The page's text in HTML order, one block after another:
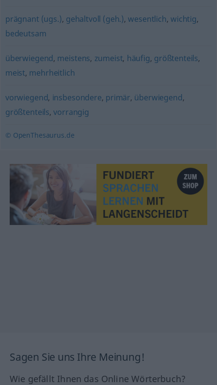
prägnant (ugs.), gehaltvoll (geh.),wesentlich,wichtig,
bedeutsam
überwiegend, meistens, zumeist, häufig, größtenteils,
meist, mehrheitlich
vorwiegend, insbesondere, primär, überwiegend,
größtenteils,vorrangig
© OpenThesaurus.de
Sagen Sie uns Ihre Meinung!
Wie gefällt Ihnen das Online Wörterbuch?